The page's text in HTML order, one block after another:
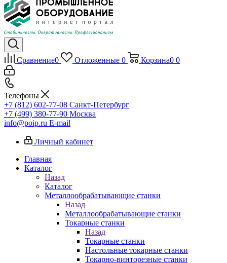
Сравнение0 Отложенные 0 Корзина0 0
Телефоны
+7 (812) 602-77-08 Санкт-Петербург
+7 (499) 380-77-90 Москва
info@poip.ru E-mail
Личный кабинет
Главная
Каталог
Назад
Каталог
Металлообрабатывающие станки
Назад
Металлообрабатывающие станки
Токарные станки
Назад
Токарные станки
Настольные токарные станки
Токарно-винторезные станки